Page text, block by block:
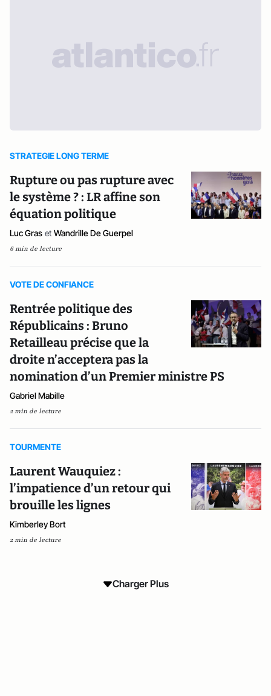
STRATEGIE LONG TERME
Rupture ou pas rupture avec
le système ? : LR affine son
équation politique
Luc Gras et Wandrille De Guerpel
6 min de lecture
VOTE DE CONFIANCE
Rentrée politique des
Républicains : Bruno
Retailleau précise que la
droite n’acceptera pas la
nomination d’un Premier ministre PS
Gabriel Mabille
2 min de lecture
TOURMENTE
Laurent Wauquiez :
l’impatience d’un retour qui
brouille les lignes
Kimberley Bort
2 min de lecture
Charger Plus